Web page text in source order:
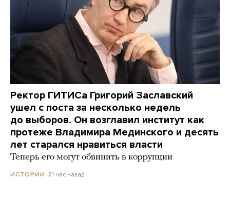
Ректор ГИТИСа Григорий Заславский
ушел с поста за несколько недель
до выборов. Он возглавил институт как
протеже Владимира Мединского и десять
лет старался нравиться власти
Теперь его могут обвинить в коррупции
ИСТОРИИ 21 час назад